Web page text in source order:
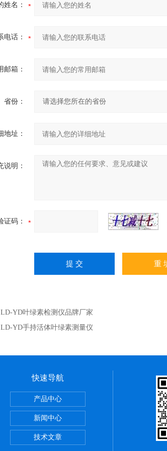
姓名：
电话：
邮箱：
省份：
地址：
说明：
证码：
LD-YD叶绿素检测仪品牌厂家
LD-YD手持活体叶绿素测量仪
位检测仪
快速导航
产品中心
新闻中心
技术文章